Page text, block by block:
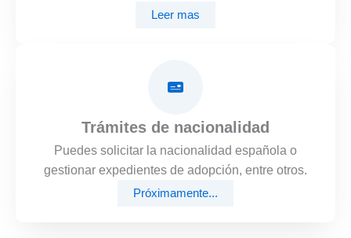
Leer mas
Trámites de nacionalidad
Puedes solicitar la nacionalidad española o
gestionar expedientes de adopción, entre otros.
Próximamente...